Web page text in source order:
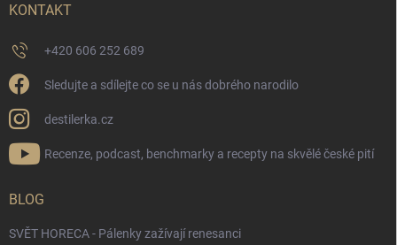
KONTAKT
+420 606 252 689
Sledujte a sdílejte co se u nás dobrého narodilo
destilerka.cz
Recenze, podcast, benchmarky a recepty na skvělé české pití
BLOG
SVĚT HORECA - Pálenky zažívají renesanci